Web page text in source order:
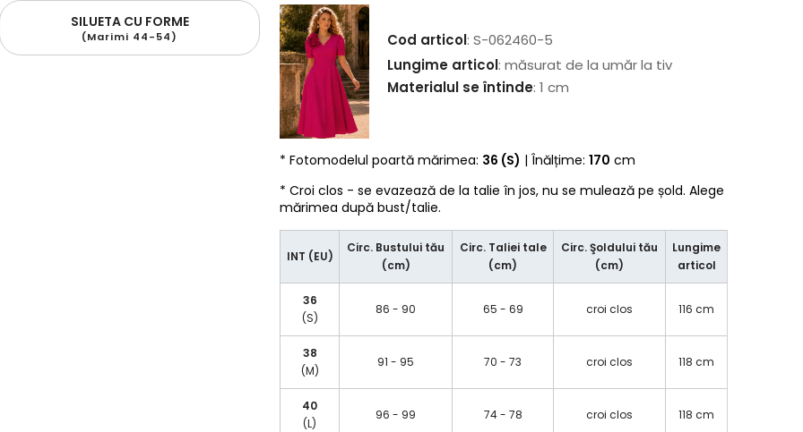
SILUETA CU FORME
(Marimi 44-54) Cod articol: S-062460-5
Lungime articol: măsurat de la umăr la tiv
Materialul se întinde: 1 cm
* Fotomodelul poartă mărimea: 36 (S) | Înălțime:170 cm
* Croi clos - se evazează de la talie în jos, nu se mulează pe șold. Alege
mărimea după bust/talie.
INT (EU)
Circ. Bustului tău
(cm)
Circ. Taliei tale
(cm)
Circ. Şoldului tău
(cm)
Lungime
articol
36
(S)
86 - 90 65 - 69 croi clos 116 cm
38
(M)
91 - 95 70 - 73 croi clos 118 cm
40
(L)
96 - 99 74 - 78 croi clos 118 cm